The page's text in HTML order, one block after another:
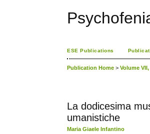
ESE Publications
Publication Home >Volume
La dodicesima
umanistiche
Maria Giaele Infantino